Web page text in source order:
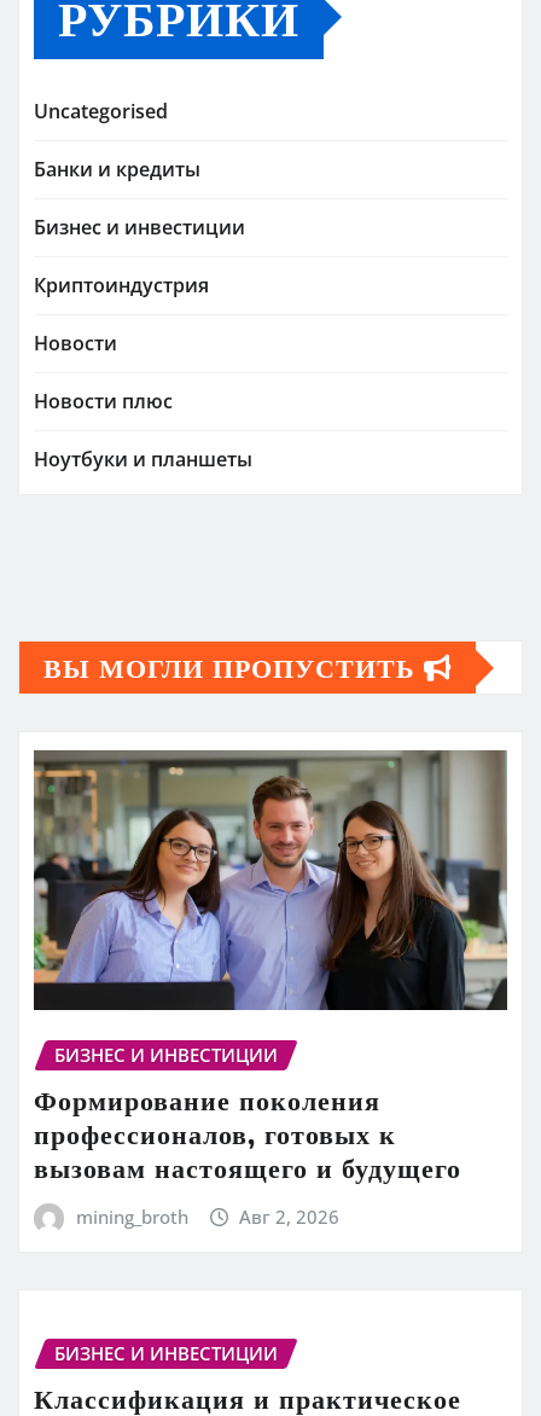
РУБРИКИ
Uncategorised
Банки и кредиты
Бизнес и инвестиции
Криптоиндустрия
Новости
Новости плюс
Ноутбуки и планшеты
ВЫ МОГЛИ ПРОПУСТИТЬ
БИЗНЕС И ИНВЕСТИЦИИ
Формирование поколения
профессионалов, готовых к
вызовам настоящего и будущего
mining_broth Авг 2, 2026
БИЗНЕС И ИНВЕСТИЦИИ
Классификация и практическое